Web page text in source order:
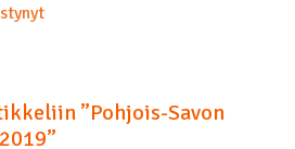
”Pohjois-Savon